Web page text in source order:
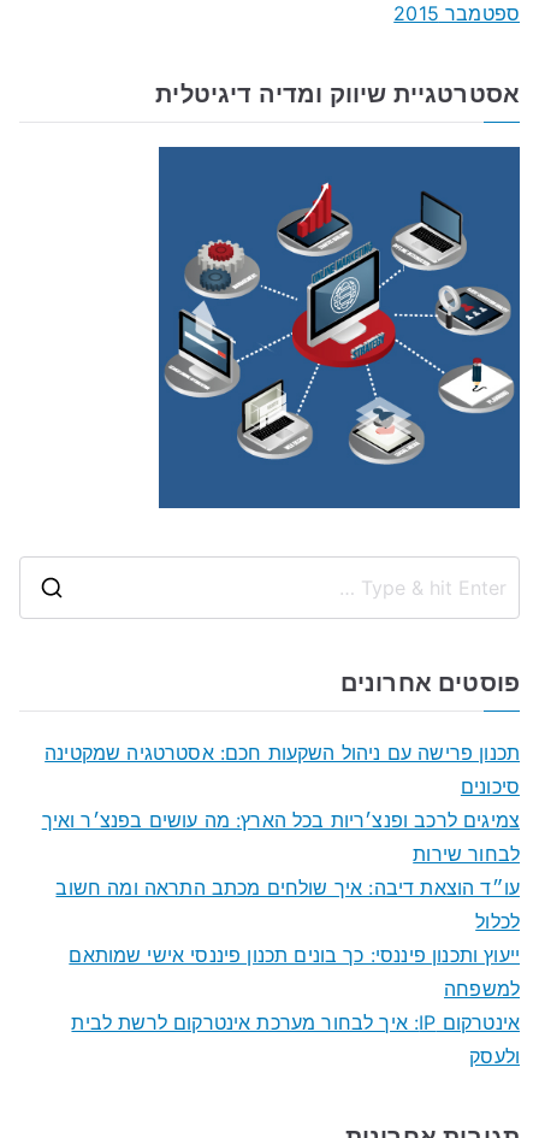
ספטמבר 2015
אסטרטגיית שיווק ומדיה דיגיטלית
פוסטים אחרונים
תכנון פרישה עם ניהול השקעות חכם: אסטרטגיה שמקטינה
סיכונים
צמיגים לרכב ופנצ׳ריות בכל הארץ: מה עושים בפנצ׳ר ואיך
לבחור שירות
עו״ד הוצאת דיבה: איך שולחים מכתב התראה ומה חשוב
לכלול
ייעוץ ותכנון פיננסי: כך בונים תכנון פיננסי אישי שמותאם
למשפחה
אינטרקום IP: איך לבחור מערכת אינטרקום לרשת לבית
ולעסק